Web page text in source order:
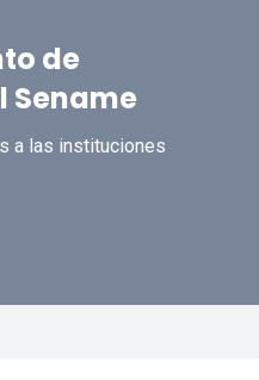
de
Sename
a las instituciones